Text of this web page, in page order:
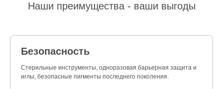
Наши преимущества - ваши выгоды
Безопасность
Стерильные инструменты, одноразовая барьерная защита и
иглы, безопасные пигменты последнего поколения.